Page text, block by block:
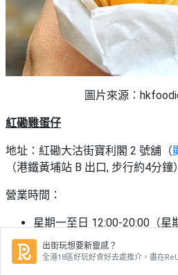
出街玩想要新靈感？
全港18區好玩好食好去處推介，盡在
圖片來源：
紅磡雞蛋仔
地址：紅磡大沽街寶利閣 2 號舖（
（港鐵黃埔站 B 出口, 步行約4分鐘）
營業時間：
星期一至日 12:00-20:00（星
Openrice連結：紅磡雞蛋仔